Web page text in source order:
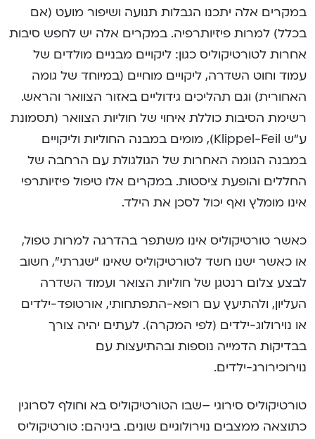
במקרים אלה יתכנו הגבלות תנועה ושיפור מועט (אם
בכלל) למרות פיזיותרפיה. במקרים אלה יש לחפש סיבות
אחרות לטורטיקוליס כגון: ליקויים מבניים מולדים של
עמוד וחוט השדרה, ליקויים מוחיים (במיוחד של גומה
האחורית) וגם תהליכים גידוליים באזור הצוואר והראש.
רשימת הסיבות כוללת איחוי של חוליות הצוואר (תסמונת
ע”ש Klippel-Feil), מומים במבנה החוליות וליקויים
במבנה הגומה האחרות של הגולגולת עם הרחבה של
החללים והופעת ציסטות. במקרים אלו טיפול פיזיותרפי
אינו מומלץ ואף יכול לסכן את הילד.
כאשר טורטיקוליס אינו משתפר בהדרגה למרות טפול,
או כאשר ישנו חשד לטורטיקוליס שאינו “שגרתי”, חשוב
לבצע צלום רנטגן של חוליות הצואר ועמוד השדרה
העליון, ולהתיעץ עם רופא-התפתחותי, אורטופד-ילדים
או נוירולוג-ילדים (לפי המקרה). לעתים יהיה צורך
בבדיקות הדמייה נוספות ובהתיעצות עם
נוירוכירורג-ילדים.
טורטיקוליס סירוגי –שבו הטורטיקוליס בא וחולף לסרוגין
כתוצאה ממצבים נוירולוגיים שונים. ביניהם: טורטיקוליס